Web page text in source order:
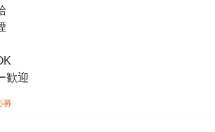
歓迎
募